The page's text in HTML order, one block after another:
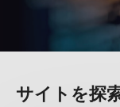
サイトを探